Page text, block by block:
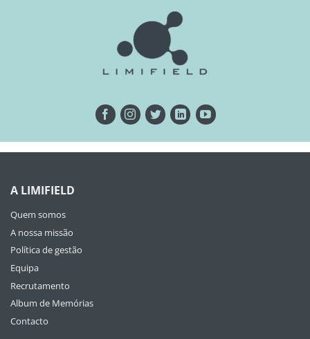
A LIMIFIELD
Quem somos
A nossa missão
Política de gestão
Equipa
Recrutamento
Album de Memórias
Contacto